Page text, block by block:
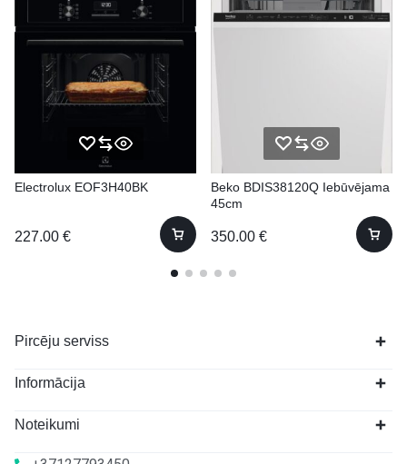
Electrolux EOF3H40BK
227.00 €
Beko BDIS38120Q Iebūvējama
45cm
350.00 €
Pircēju serviss
Informācija
Noteikumi